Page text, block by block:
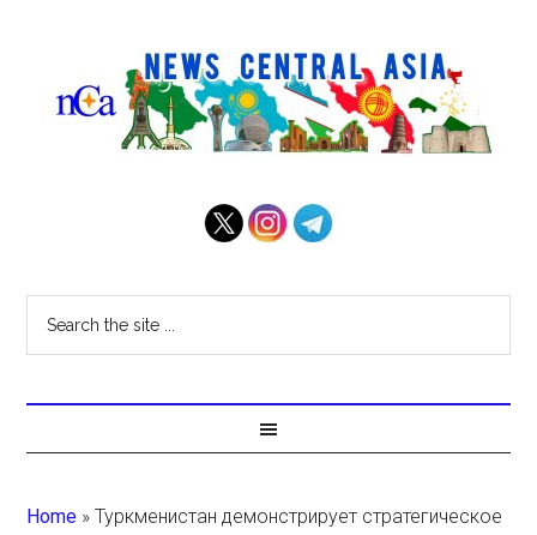
Home »Туркменистан демонстрирует стратегическое